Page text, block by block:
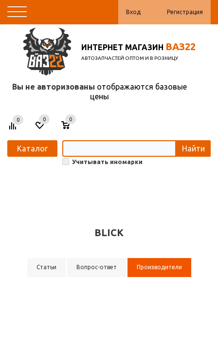
Вход Регистрация
ИНТЕРНЕТ МАГАЗИН ВАЗ22
АВТОЗАПЧАСТЕЙ ОПТОМ И В РОЗНИЦУ
Вы не авторизованы отображаются базовые
цены
Каталог Найти
Учитывать иномарки
0 0
0
BLICK
Статьи Вопрос-ответ Производители